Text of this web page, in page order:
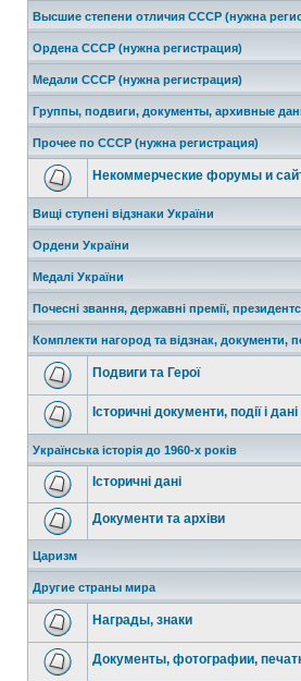
Высшие степени отличия СССР (нужна
Ордена СССР (нужна регистрация)
Медали СССР (нужна регистрация)
Группы, подвиги, документы, архивные
Прочее по СССР (нужна регистрация)
Некоммерческие форумы и
Вищі ступені відзнаки України
Ордени України
Медалі України
Почесні звання, державні премії,
Комплекти нагород та відзнак, документи,
Подвиги та Герої
Історичні документи, події і дані
Українська історія до 1960-х років
Історичні дані
Документи та архіви
Царизм
Другие страны мира
Награды, знаки
Документы, фотографии,